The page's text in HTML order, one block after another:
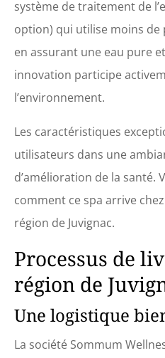
système de traitement de
option) qui utilise moins
en assurant une eau pure
innovation participe
l’environnement.
Les caractéristiques
utilisateurs dans une
d’amélioration de la santé.
comment ce spa arrive
région de Juvignac.
Processus de
région de
Une logistique
La société Sommum